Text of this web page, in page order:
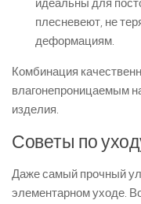
идеальны для
плесневеют, не
деформациям.
Комбинация
влагонепроницаемым
изделия.
Советы по
Даже самый прочный
элементарном уходе.